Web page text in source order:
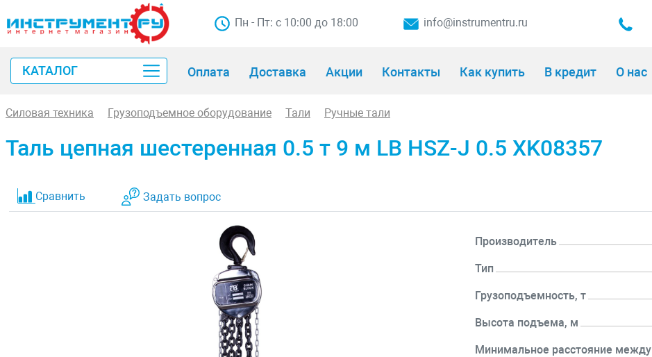
Пн - Пт: с 10:00 до 18:00 info@instrumentru.ru
КАТАЛОГ Оплата Доставка Акции Контакты Как купить В кредит О нас
Силовая техника Грузоподъемное оборудование Тали Ручные тали
Таль цепная шестеренная 0.5 т 9 м LB HSZ-J 0.5 XK08357
Сравнить Задать вопрос
Производитель
Тип
Грузоподъемность, т
Высота подъема, м
Минимальное расстояние между